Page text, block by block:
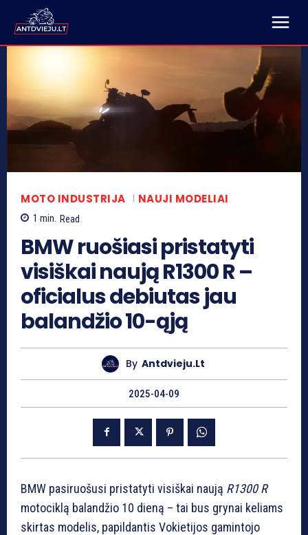
MOTO INDUSTRIJA NAUJI MODELIAI
1 min. Read
BMW ruošiasi pristatyti
visiškai naują R1300 R –
oficialus debiutas jau
balandžio 10-ąją
By Antdvieju.lt
2025-04-09
BMW pasiruošusi pristatyti visiškai naują R1300 R
motociklą balandžio 10 dieną – tai bus grynai keliams
skirtas modelis, papildantis Vokietijos gamintojo